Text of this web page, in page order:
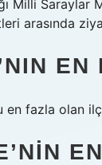
Milli
arasında
en fazla olan